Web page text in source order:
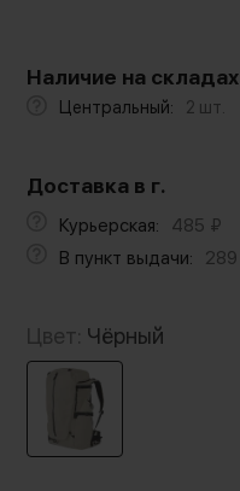
Наличие на складах
Центральный: 2 шт.
Доставка в г.
Курьерская: 485 ₽
В пункт выдачи:
289
Цвет: Чёрный